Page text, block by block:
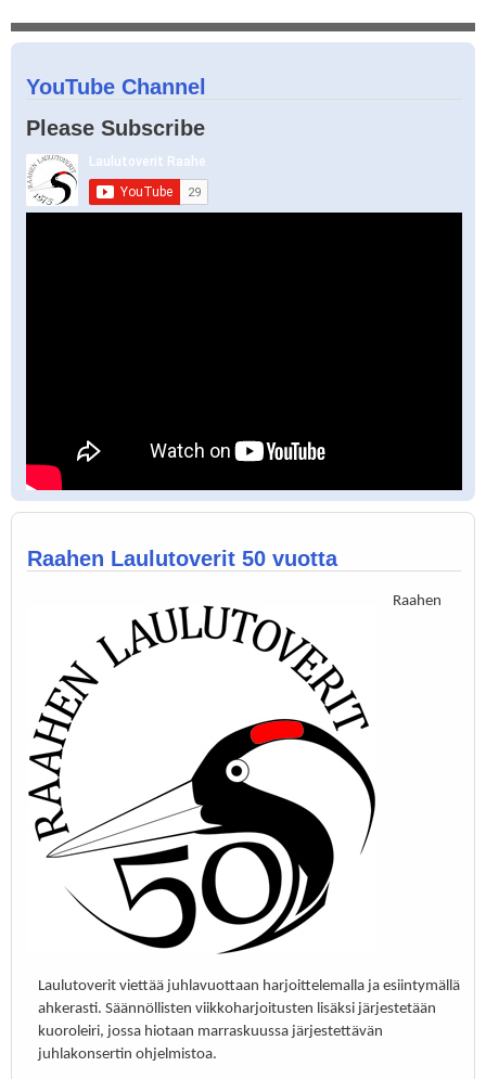
YouTube Channel
Please Subscribe
Raahen Laulutoverit 50 vuotta
Raahen
Laulutoverit viettää juhlavuottaan harjoittelemalla ja esiintymällä
ahkerasti. Säännöllisten viikkoharjoitusten lisäksi järjestetään
kuoroleiri, jossa hiotaan marraskuussa järjestettävän
juhlakonsertin ohjelmistoa.